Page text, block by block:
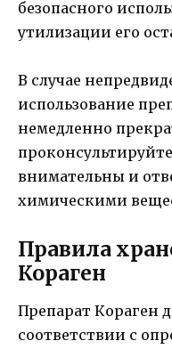
безопасного
утилизации его
В случае
использование
немедленно
внимательны и
химическими
Правила
Кораген
Препарат Кораген
соответствии с